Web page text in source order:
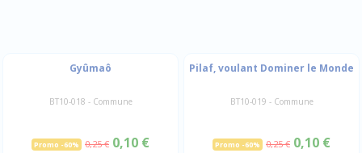
Gyûmaô
BT10-018 - Commune
Promo -60% 0,25 € 0,10 €
Pilaf, voulant Dominer le Monde
BT10-019 - Commune
Promo -60% 0,25 € 0,10 €